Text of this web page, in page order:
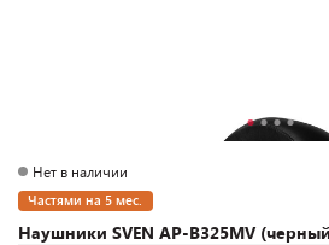
Наушники SVEN AP-B325MV
Нет в наличии
Частями на 5 мес.